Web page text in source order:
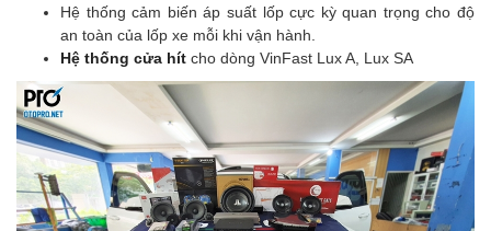
Hệ thống cảm biến áp suất lốp cực kỳ quan trọng cho độ
an toàn của lốp xe mỗi khi vận hành.
Hệ thống cửa hít cho dòng VinFast Lux A, Lux SA